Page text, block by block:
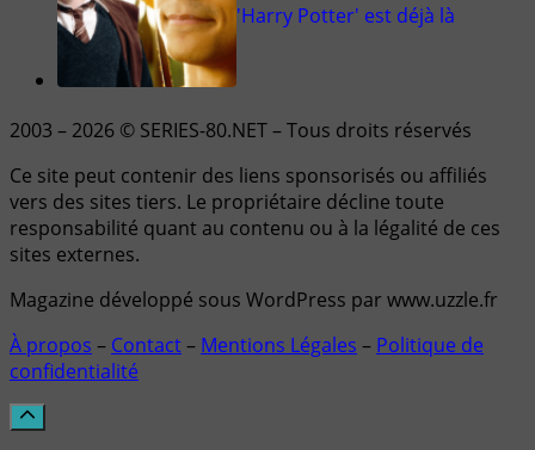
'Harry Potter' est déjà là
2003 – 2026 © SERIES-80.NET – Tous droits réservés
Ce site peut contenir des liens sponsorisés ou affiliés
vers des sites tiers. Le propriétaire décline toute
responsabilité quant au contenu ou à la légalité de ces
sites externes.
Magazine développé sous WordPress par www.uzzle.fr
À propos – Contact– Mentions Légales – Politique de
confidentialité